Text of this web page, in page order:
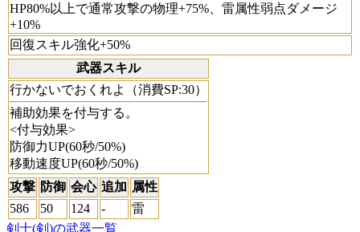
HP80%以上で通常攻撃の物理+75%、雷属性弱点ダメージ
+10%
回復スキル強化+50%
武器スキル
行かないでおくれよ（消費SP:30）
補助効果を付与する。
<付与効果>
防御力UP(60秒/50%)
移動速度UP(60秒/50%)
攻撃 防御 会心 追加 属性
586
50 124 -
雷
剣士(剣)の武器一覧